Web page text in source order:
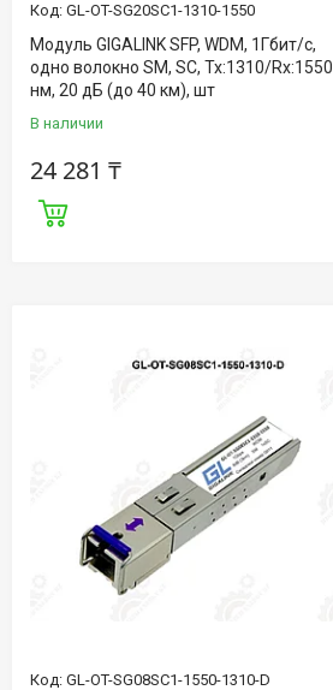
GL-OT-SG20SC1-1310-1550
Модуль GIGALINK SFP, WDM, 1Гбит/c,
одно волокно SM, SC, Tx:1310/Rx:1550
нм, 20 дБ (до 40 км), шт
В наличии
24 281 ₸
GL-OT-SG08SC1-1550-1310-D